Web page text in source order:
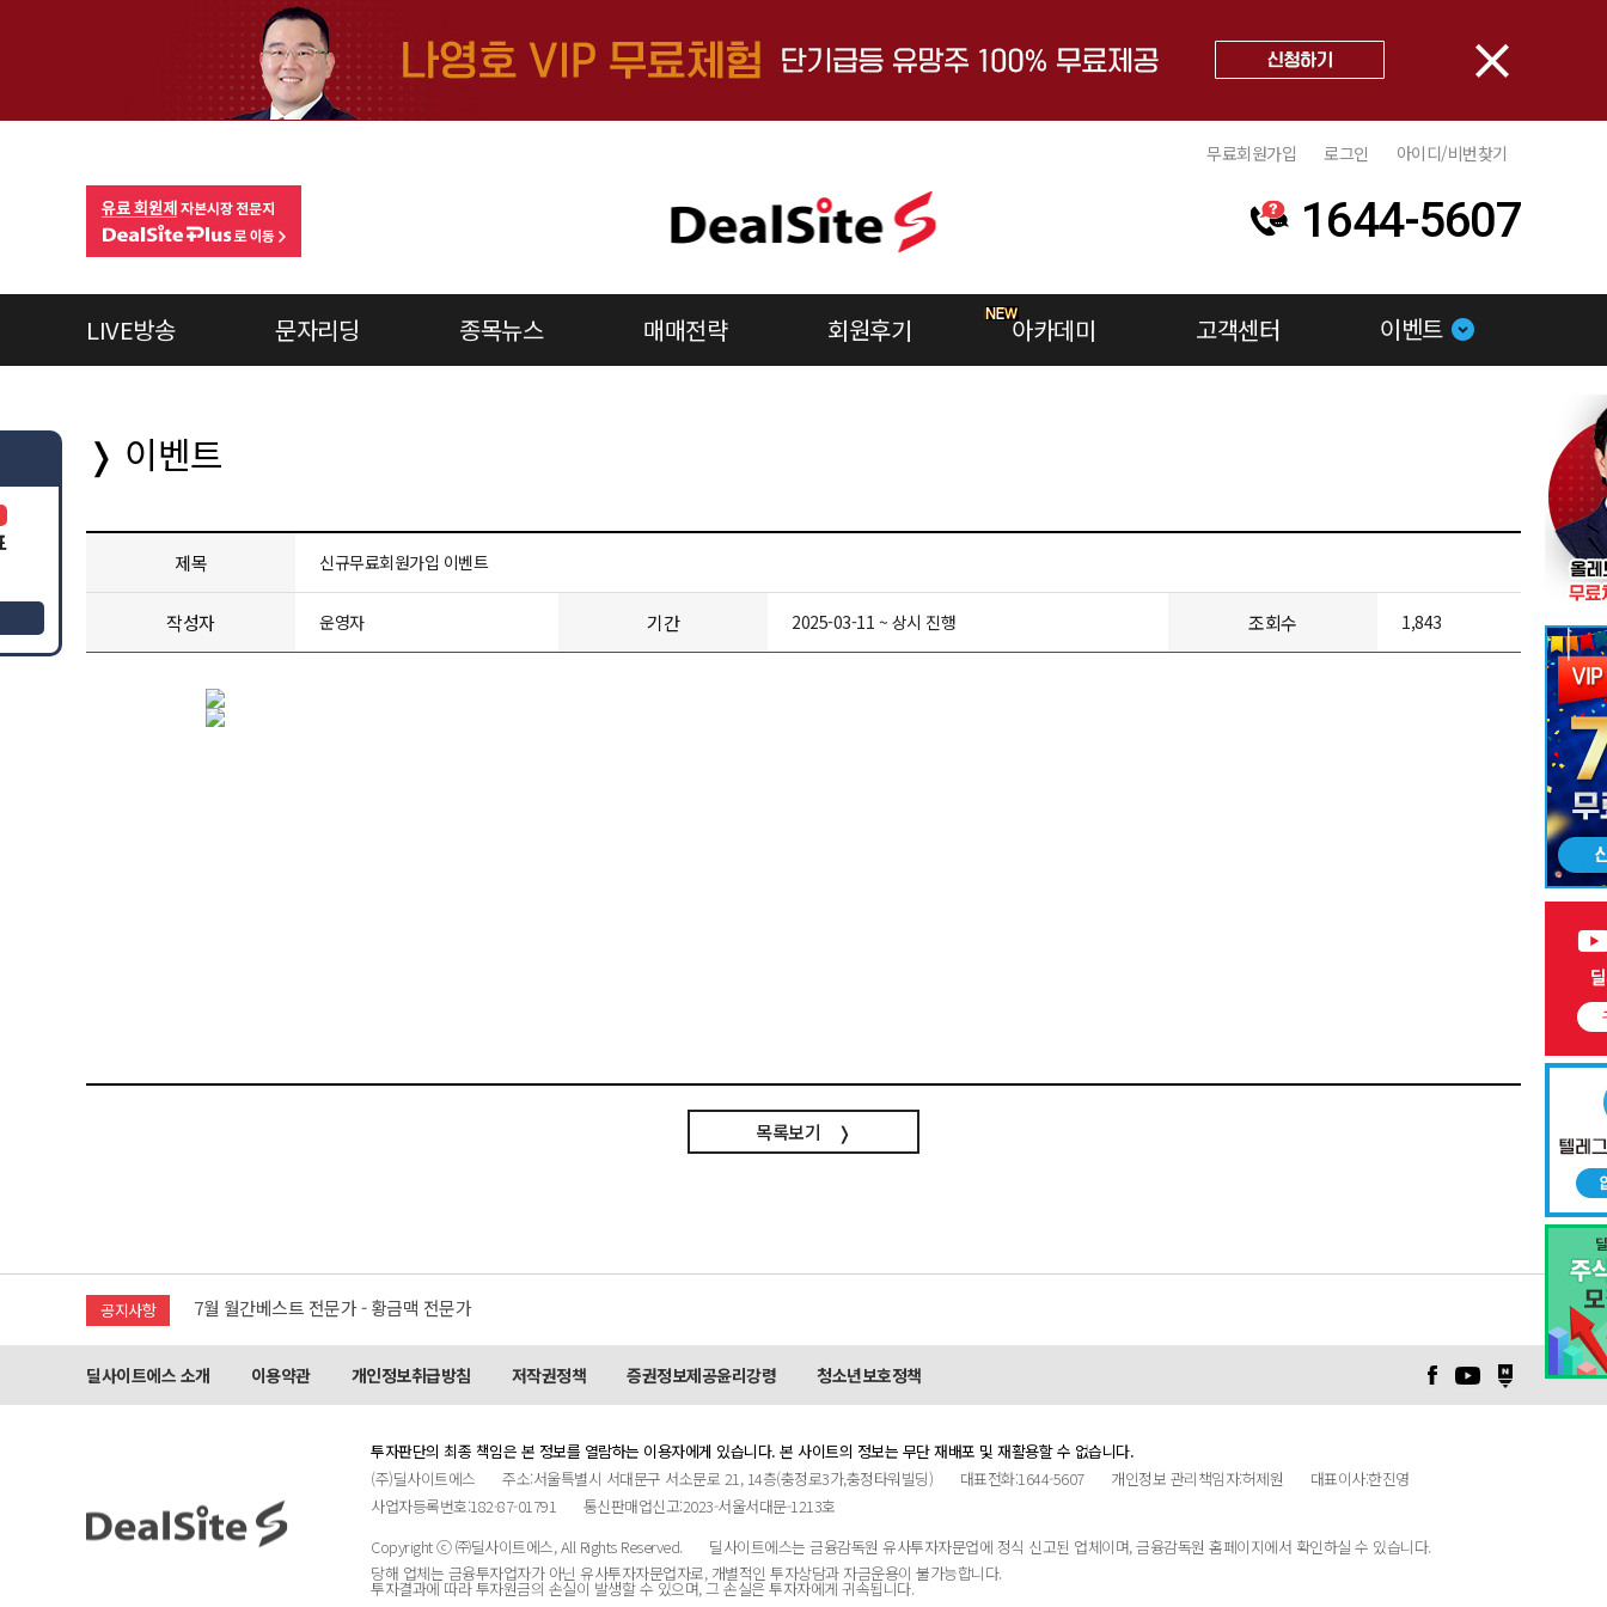
close
무료회원가입 로그인 아이디/비번찾기
1644-5607
LIVE방송 문자리딩 종목뉴스 매매전략 회원후기 아카데미 고객센터 이벤트
❭ 이벤트
제목 신규무료회원가입 이벤트
작성자 운영자 기간 2025-03-11 ~ 상시 진행 조회수 1,843
목록보기 ❭
공지사항 7월 월간베스트 전문가 - 황금맥 전문가
공지) 8월 신용카드 무이자 할부 행사 안내
공지) 7월 신용카드 무이자 할부 행사 안내
2026년 2분기베스트 전문가 - 황금맥 전문가, 6월 베스트 전문가 - 박재호 전문가
공지) 6월 신용카드 무이자 할부 행사 안내
딜사이트에스 소개 이용약관 개인정보취급방침 저작권정책 증권정보제공윤리강령 청소년보호정책
투자판단의 최종 책임은 본 정보를 열람하는 이용자에게 있습니다. 본 사이트의 정보는 무단 재배포 및 재활용할 수 없습니다.
(주)딜사이트에스
주소:서울특별시 서대문구 서소문로 21, 14층(충정로3가,충정타워빌딩) 대표전화:1644-5607 개인정보 관리책임자:허제원
대표이사:한진영
사업자등록번호:182-87-01791
통신판매업신고:2023-서울서대문-1213호
Copyright ⓒ ㈜딜사이트에스, All Rights Reserved.
딜사이트에스는 금융감독원 유사투자자문업에 정식 신고된 업체이며, 금융감독원 홈페이지에서 확인하실 수 있습니다.
당해 업체는 금융투자업자가 아닌 유사투자자문업자로, 개별적인 투자상담과 자금운용이 불가능합니다.
투자결과에 따라 투자원금의 손실이 발생할 수 있으며, 그 손실은 투자자에게 귀속됩니다.